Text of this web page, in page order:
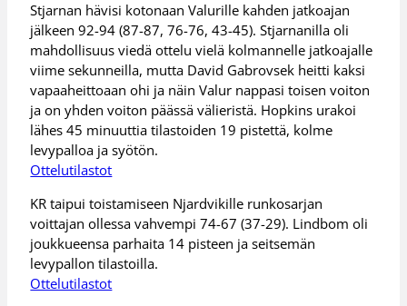
Stjarnan hävisi kotonaan Valurille kahden jatkoajan
jälkeen 92-94 (87-87, 76-76, 43-45). Stjarnanilla oli
mahdollisuus viedä ottelu vielä kolmannelle jatkoajalle
viime sekunneilla, mutta David Gabrovsek heitti kaksi
vapaaheittoaan ohi ja näin Valur nappasi toisen voiton
ja on yhden voiton päässä välieristä. Hopkins urakoi
lähes 45 minuuttia tilastoiden 19 pistettä, kolme
levypalloa ja syötön.
Ottelutilastot
KR taipui toistamiseen Njardvikille runkosarjan
voittajan ollessa vahvempi 74-67 (37-29). Lindbom oli
joukkueensa parhaita 14 pisteen ja seitsemän
levypallon tilastoilla.
Ottelutilastot